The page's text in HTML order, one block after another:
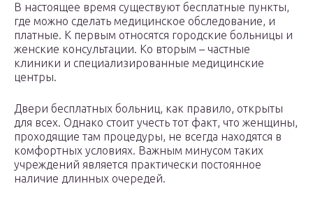
В настоящее время существуют бесплатные пункты,
где можно сделать медицинское обследование, и
платные. К первым относятся городские больницы и
женские консультации. Ко вторым – частные
клиники и специализированные медицинские
центры.
Двери бесплатных больниц, как правило, открыты
для всех. Однако стоит учесть тот факт, что женщины,
проходящие там процедуры, не всегда находятся в
комфортных условиях. Важным минусом таких
учреждений является практически постоянное
наличие длинных очередей.